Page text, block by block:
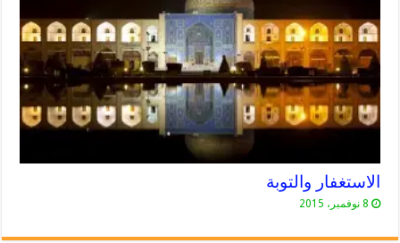
الاستغفار والتوبة
8 نوفمبر، 2015